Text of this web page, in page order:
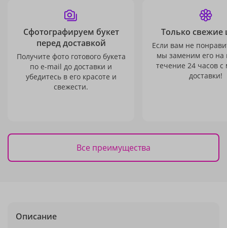
Сфотографируем букет
перед доставкой
Получите фото готового букета
по e-mail до доставки и
убедитесь в его красоте и
свежести.
Только свежие
Если вам не
мы заменим его на
течение 24 часов с
доставки!
Все преимущества
Описание